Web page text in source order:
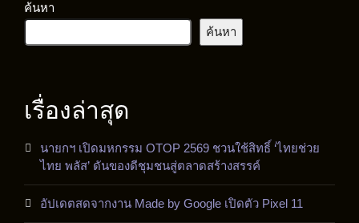
ค้นหา
ค้นหา
เรื่องล่าสุด
นายกฯ เปิดมหกรรม OTOP 2569 ชวนใช้สิทธิ์ ‘ไทยช่วย
ไทย พลัส’ ดันของดีชุมชนสู่ตลาดสร้างสรรค์
อัปเดตสดจากงาน Made by Google เปิดตัว Pixel 11